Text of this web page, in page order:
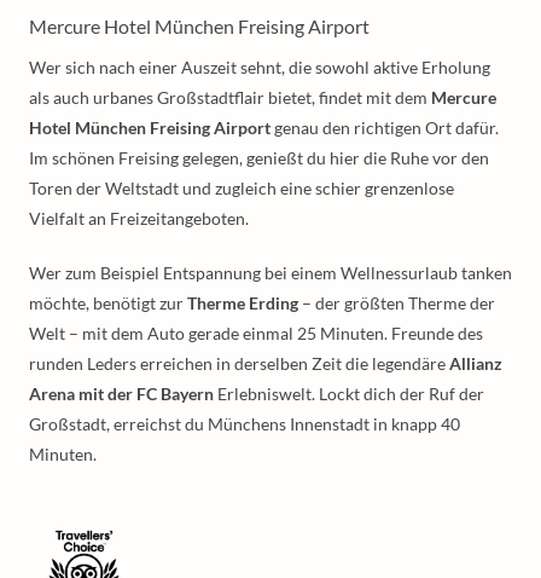
Mercure Hotel München Freising Airport
Wer sich nach einer Auszeit sehnt, die sowohl aktive Erholung
als auch urbanes Großstadtflair bietet, findet mit dem Mercure
Hotel München Freising Airportgenau den richtigen Ort dafür.
Im schönen Freising gelegen, genießt du hier die Ruhe vor den
Toren der Weltstadt und zugleich eine schier grenzenlose
Vielfalt an Freizeitangeboten.
Wer zum Beispiel Entspannung bei einem Wellnessurlaub tanken
möchte, benötigt zurTherme Erding – der größten Therme der
Welt – mit dem Auto gerade einmal 25 Minuten. Freunde des
runden Leders erreichen in derselben Zeit die legendäreAllianz
Arena mit der FC Bayern Erlebniswelt. Lockt dich der Ruf der
Großstadt, erreichst du Münchens Innenstadt in knapp 40
Minuten.